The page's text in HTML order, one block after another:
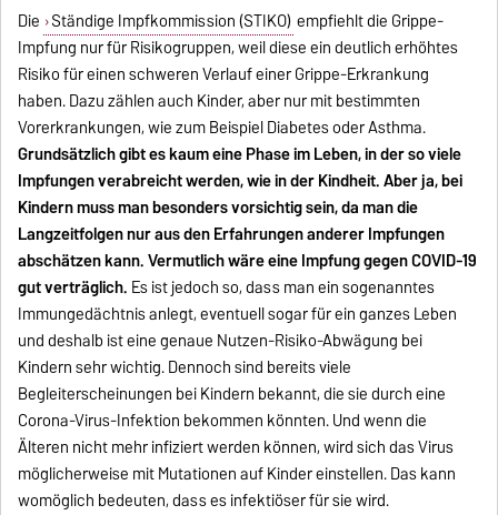
Die Ständige Impfkommission (STIKO) empfiehlt die Grippe-
Impfung nur für Risikogruppen, weil diese ein deutlich erhöhtes
Risiko für einen schweren Verlauf einer Grippe-Erkrankung
haben. Dazu zählen auch Kinder, aber nur mit bestimmten
Vorerkrankungen, wie zum Beispiel Diabetes oder Asthma.
Grundsätzlich gibt es kaum eine Phase im Leben, in der so viele
Impfungen verabreicht werden, wie in der Kindheit. Aber ja, bei
Kindern muss man besonders vorsichtig sein, da man die
Langzeitfolgen nur aus den Erfahrungen anderer Impfungen
abschätzen kann. Vermutlich wäre eine Impfung gegen COVID-19
gut verträglich. Es ist jedoch so, dass man ein sogenanntes
Immungedächtnis anlegt, eventuell sogar für ein ganzes Leben
und deshalb ist eine genaue Nutzen-Risiko-Abwägung bei
Kindern sehr wichtig. Dennoch sind bereits viele
Begleiterscheinungen bei Kindern bekannt, die sie durch eine
Corona-Virus-Infektion bekommen könnten. Und wenn die
Älteren nicht mehr infiziert werden können, wird sich das Virus
möglicherweise mit Mutationen auf Kinder einstellen. Das kann
womöglich bedeuten, dass es infektiöser für sie wird.